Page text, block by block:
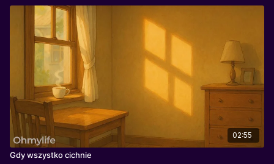
02:55
Gdy wszystko cichnie